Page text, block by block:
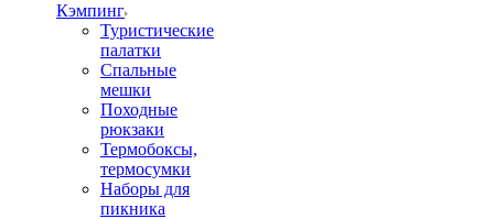
Кэмпинг
Туристические
палатки
Спальные
мешки
Походные
рюкзаки
Термобоксы,
термосумки
Наборы для
пикника